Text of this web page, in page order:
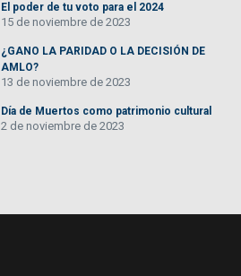
El poder de tu voto para el 2024
15 de noviembre de 2023
¿GANO LA PARIDAD O LA DECISIÓN DE
AMLO?
13 de noviembre de 2023
Día de Muertos como patrimonio cultural
2 de noviembre de 2023